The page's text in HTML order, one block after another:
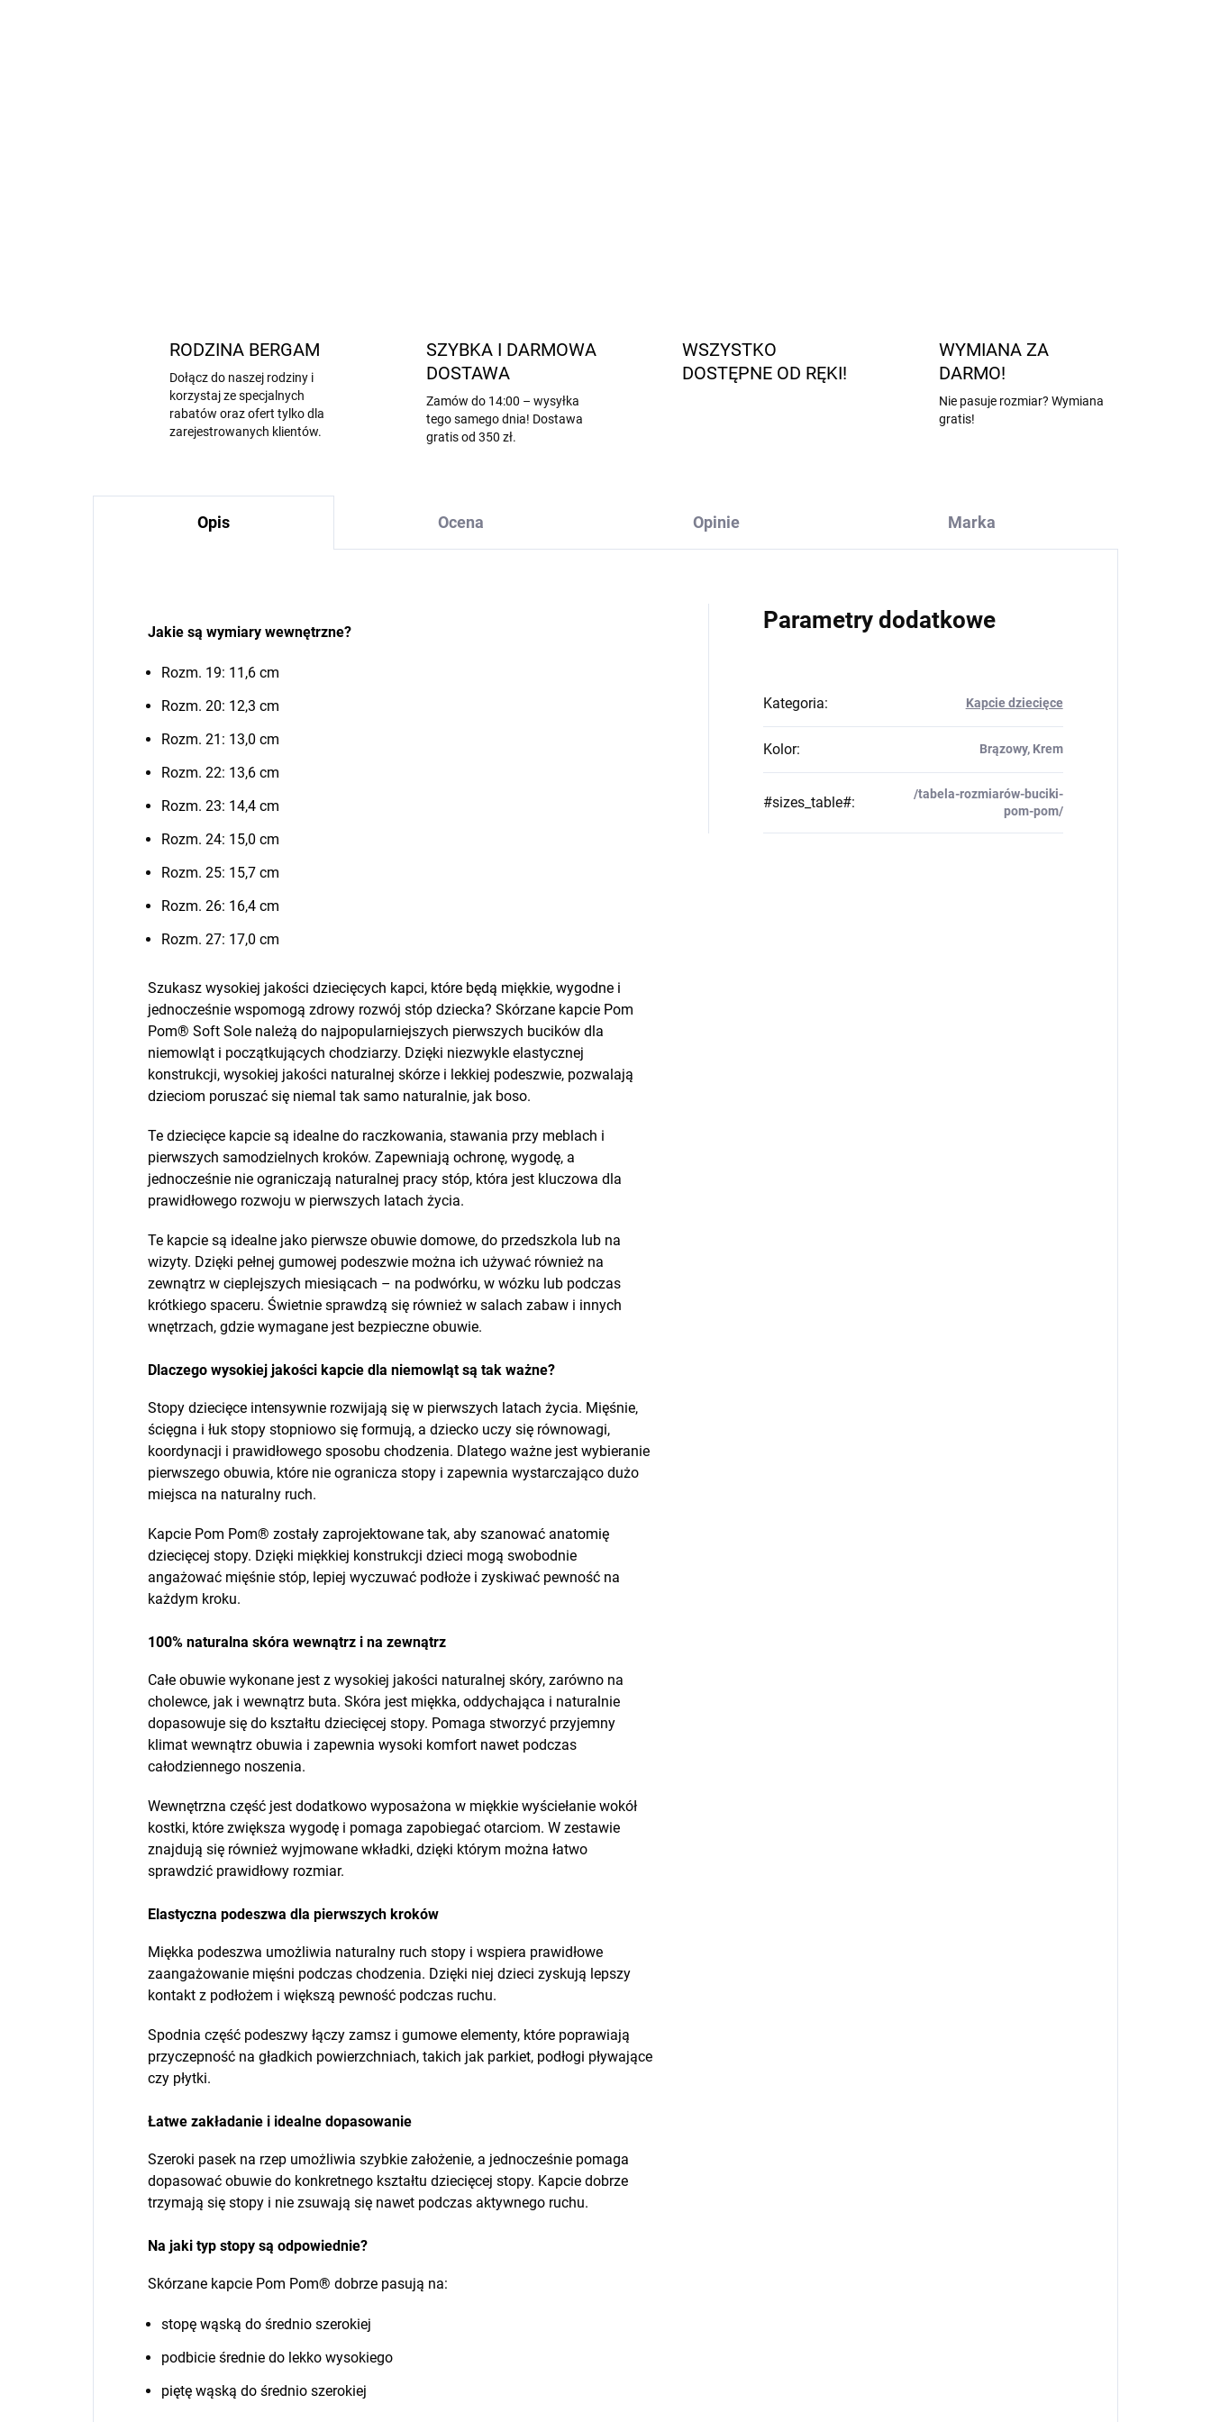
RODZINA BERGAM
Dołącz do naszej rodziny i
korzystaj ze specjalnych
rabatów oraz ofert tylko dla
zarejestrowanych klientów.
SZYBKA I DARMOWA
DOSTAWA
Zamów do 14:00 – wysyłka
tego samego dnia! Dostawa
gratis od 350 zł.
WSZYSTKO
DOSTĘPNE OD RĘKI!
WYMIANA ZA
DARMO!
Nie pasuje rozmiar? Wymiana
gratis!
Opis Ocena Opinie Marka
Jakie są wymiary wewnętrzne?
Rozm. 19: 11,6 cm
Rozm. 20: 12,3 cm
Rozm. 21: 13,0 cm
Rozm. 22: 13,6 cm
Rozm. 23: 14,4 cm
Rozm. 24: 15,0 cm
Rozm. 25: 15,7 cm
Rozm. 26: 16,4 cm
Rozm. 27: 17,0 cm
Szukasz wysokiej jakości dziecięcych kapci, które będą miękkie, wygodne i
jednocześnie wspomogą zdrowy rozwój stóp dziecka? Skórzane kapcie Pom
Pom® Soft Sole należą do najpopularniejszych pierwszych bucików dla
niemowląt i początkujących chodziarzy. Dzięki niezwykle elastycznej
konstrukcji, wysokiej jakości naturalnej skórze i lekkiej podeszwie, pozwalają
dzieciom poruszać się niemal tak samo naturalnie, jak boso.
Te dziecięce kapcie są idealne do raczkowania, stawania przy meblach i
pierwszych samodzielnych kroków. Zapewniają ochronę, wygodę, a
jednocześnie nie ograniczają naturalnej pracy stóp, która jest kluczowa dla
prawidłowego rozwoju w pierwszych latach życia.
Te kapcie są idealne jako pierwsze obuwie domowe, do przedszkola lub na
wizyty. Dzięki pełnej gumowej podeszwie można ich używać również na
zewnątrz w cieplejszych miesiącach – na podwórku, w wózku lub podczas
krótkiego spaceru. Świetnie sprawdzą się również w salach zabaw i innych
wnętrzach, gdzie wymagane jest bezpieczne obuwie.
Dlaczego wysokiej jakości kapcie dla niemowląt są tak ważne?
Stopy dziecięce intensywnie rozwijają się w pierwszych latach życia. Mięśnie,
ścięgna i łuk stopy stopniowo się formują, a dziecko uczy się równowagi,
koordynacji i prawidłowego sposobu chodzenia. Dlatego ważne jest wybieranie
pierwszego obuwia, które nie ogranicza stopy i zapewnia wystarczająco dużo
miejsca na naturalny ruch.
Kapcie Pom Pom® zostały zaprojektowane tak, aby szanować anatomię
dziecięcej stopy. Dzięki miękkiej konstrukcji dzieci mogą swobodnie
angażować mięśnie stóp, lepiej wyczuwać podłoże i zyskiwać pewność na
każdym kroku.
100% naturalna skóra wewnątrz i na zewnątrz
Całe obuwie wykonane jest z wysokiej jakości naturalnej skóry, zarówno na
cholewce, jak i wewnątrz buta. Skóra jest miękka, oddychająca i naturalnie
dopasowuje się do kształtu dziecięcej stopy. Pomaga stworzyć przyjemny
klimat wewnątrz obuwia i zapewnia wysoki komfort nawet podczas
całodziennego noszenia.
Wewnętrzna część jest dodatkowo wyposażona w miękkie wyściełanie wokół
kostki, które zwiększa wygodę i pomaga zapobiegać otarciom. W zestawie
znajdują się również wyjmowane wkładki, dzięki którym można łatwo
sprawdzić prawidłowy rozmiar.
Elastyczna podeszwa dla pierwszych kroków
Miękka podeszwa umożliwia naturalny ruch stopy i wspiera prawidłowe
zaangażowanie mięśni podczas chodzenia. Dzięki niej dzieci zyskują lepszy
kontakt z podłożem i większą pewność podczas ruchu.
Spodnia część podeszwy łączy zamsz i gumowe elementy, które poprawiają
przyczepność na gładkich powierzchniach, takich jak parkiet, podłogi pływające
czy płytki.
Łatwe zakładanie i idealne dopasowanie
Szeroki pasek na rzep umożliwia szybkie założenie, a jednocześnie pomaga
dopasować obuwie do konkretnego kształtu dziecięcej stopy. Kapcie dobrze
trzymają się stopy i nie zsuwają się nawet podczas aktywnego ruchu.
Na jaki typ stopy są odpowiednie?
Skórzane kapcie Pom Pom® dobrze pasują na:
stopę wąską do średnio szerokiej
podbicie średnie do lekko wysokiego
piętę wąską do średnio szerokiej
Parametry dodatkowe
Kategoria: Kapcie dziecięce
Kolor: Brązowy, Krem
#sizes_table#:
/tabela-rozmiarów-buciki-
pom-pom/